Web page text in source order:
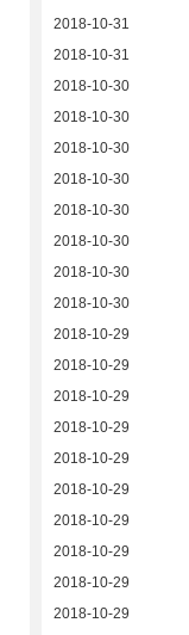
2018-10-31
2018-10-31
2018-10-30
2018-10-30
2018-10-30
2018-10-30
2018-10-30
2018-10-30
2018-10-30
2018-10-30
2018-10-29
2018-10-29
2018-10-29
2018-10-29
2018-10-29
2018-10-29
2018-10-29
2018-10-29
2018-10-29
2018-10-29